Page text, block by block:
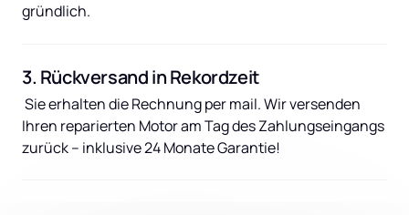
gründlich.
3. Rückversand in Rekordzeit
Ihren reparierten Motor am Tag des Zahlungseingangs
zurück – inklusive 24 Monate Garantie!